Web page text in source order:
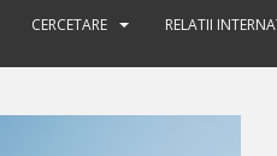
CERCETARE RELATII